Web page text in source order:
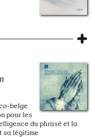
belge
pour les
du phrasé et la
sa légitime